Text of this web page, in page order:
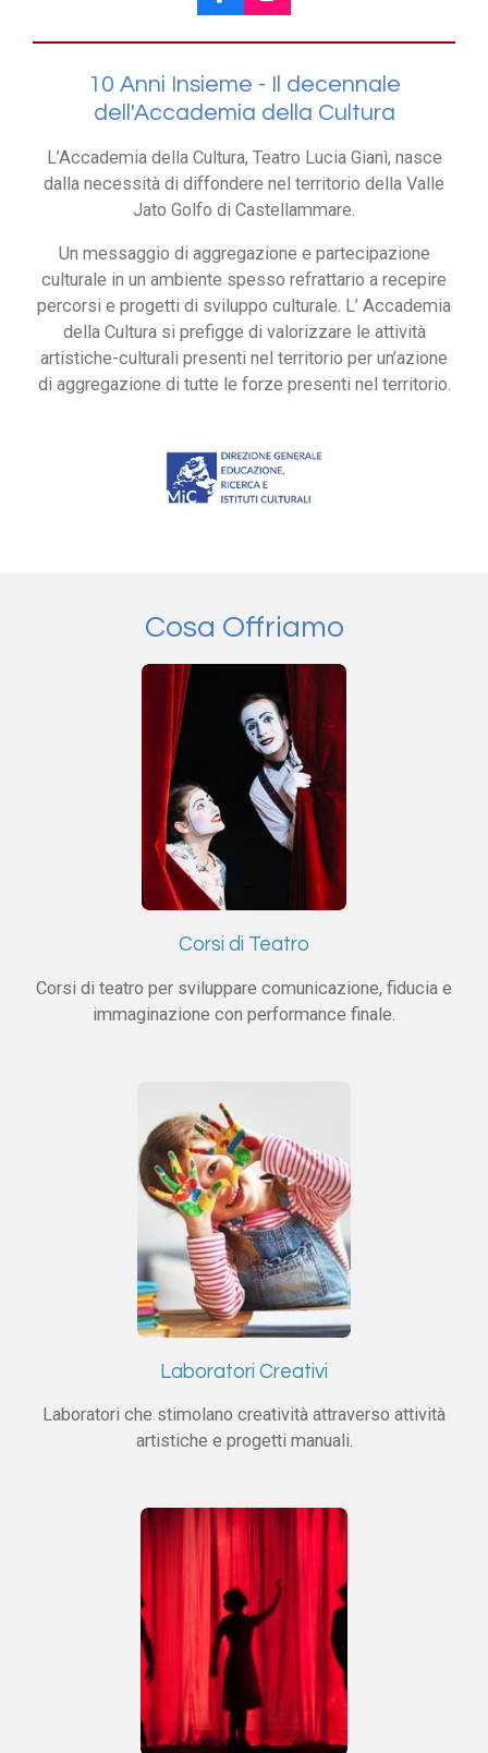
a
c
b
o
o
n
s
a
g
r
m
10 Anni Insieme - Il decennale
dell'Accademia della Cultura
L’Accademia della Cultura, Teatro Lucia Gianì, nasce
dalla necessità di diffondere nel territorio della Valle
Jato Golfo di Castellammare.
Un messaggio di aggregazione e partecipazione
culturale in un ambiente spesso refrattario a recepire
percorsi e progetti di sviluppo culturale. L’ Accademia
della Cultura si prefigge di valorizzare le attività
artistiche-culturali presenti nel territorio per un’azione
di aggregazione di tutte le forze presenti nel territorio.
Cosa Offriamo
Corsi di Teatro
Corsi di teatro per sviluppare comunicazione, fiducia e
immaginazione con performance finale.
Laboratori Creativi
Laboratori che stimolano creatività attraverso attività
artistiche e progetti manuali.